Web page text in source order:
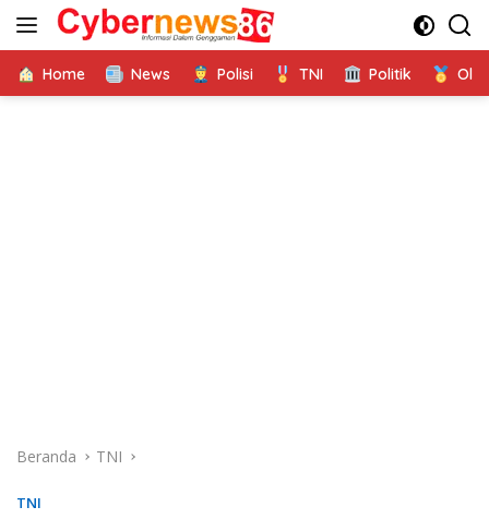
Langsung
Home News Polisi TNI Politik
Beranda TNI
TNI